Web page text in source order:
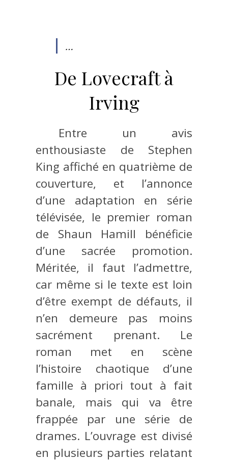
…
De Lovecraft à
Irving
Entre un avis
enthousiaste de Stephen
King affiché en quatrième de
couverture, et l’annonce
d’une adaptation en série
télévisée, le premier roman
de Shaun Hamill bénéficie
d’une sacrée promotion.
Méritée, il faut l’admettre,
car même si le texte est loin
d’être exempt de défauts, il
n’en demeure pas moins
sacrément prenant. Le
roman met en scène
l’histoire chaotique d’une
famille à priori tout à fait
banale, mais qui va être
frappée par une série de
drames. L’ouvrage est divisé
en plusieurs parties relatant